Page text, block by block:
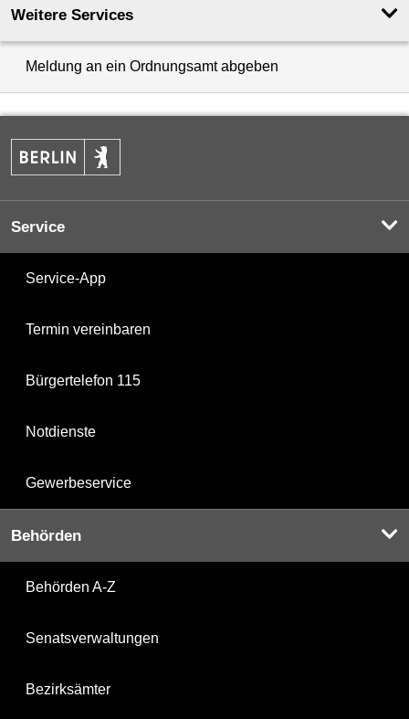
Weitere Services
Meldung an ein Ordnungsamt abgeben
Service
Service-App
Termin vereinbaren
Bürgertelefon 115
Notdienste
Gewerbeservice
Behörden
Behörden A-Z
Senatsverwaltungen
Bezirksämter